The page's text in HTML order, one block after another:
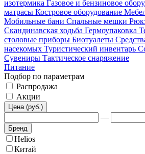
изотермика Газовое и бензиновое
матрасы Костровое оборудование
Мобильные бани Спальные мешки
Скандинавская ходьба Гермоупаковка
столовые приборы Биотуалеты
насекомых Туристический инвентарь
Сувениры Тактическое снаряжение
Питание
Подбор по параметрам
Распродажа
Акции
Цена (руб.)
—
Бренд
Helios
Китай